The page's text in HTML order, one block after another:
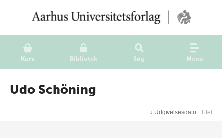
Kurv Bibliotek Søg Menu
Udo Schöning
↓ Udgivelsesdato Titel